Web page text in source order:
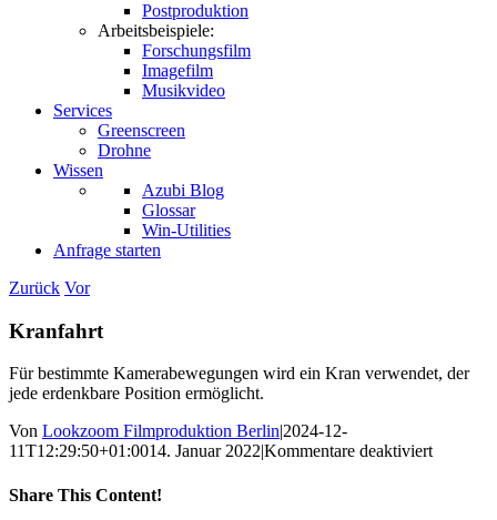
Postproduktion
Arbeitsbeispiele:
Forschungsfilm
Imagefilm
Musikvideo
Services
Greenscreen
Drohne
Wissen
Azubi Blog
Glossar
Win-Utilities
Anfrage starten
Zurück Vor
Kranfahrt
Für bestimmte Kamerabewegungen wird ein Kran verwendet, der
jede erdenkbare Position ermöglicht.
Von Lookzoom Filmproduktion Berlin|2024-12-
11T12:29:50+01:0014. Januar 2022|Kommentare deaktiviertfür
Share This Content!